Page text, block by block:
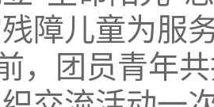
障儿童为服
，团员青年